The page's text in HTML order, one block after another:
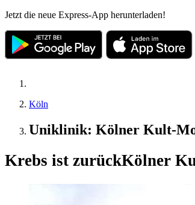
Jetzt die neue Express-App herunterladen!
Köln
Uniklinik: Kölner Kult-
Krebs ist zurückKölner